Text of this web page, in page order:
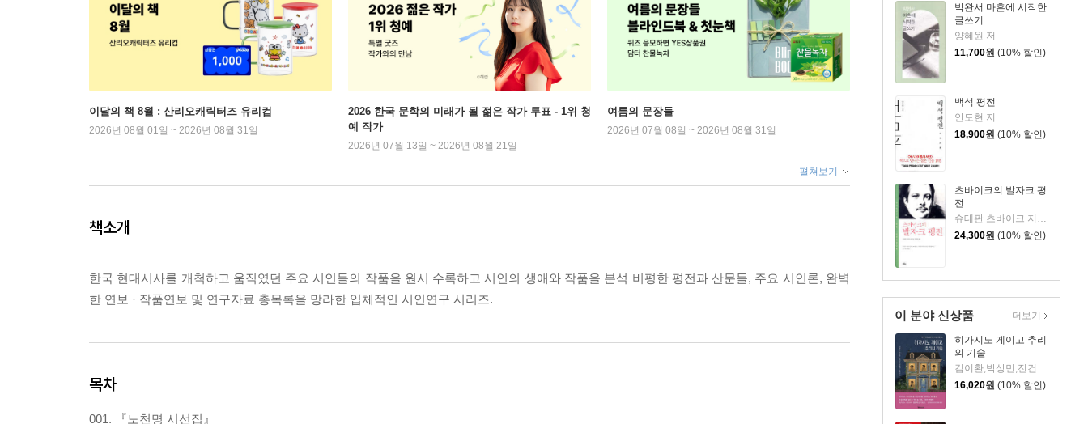
박완서 마흔에 시작한
글쓰기
양혜원 저
11,700원 (10% 할인)
백석 평전
안도현 저
18,900원 (10% 할인)
츠바이크의 발자크 평
전
슈테판 츠바이크 저/안인희 역
24,300원 (10% 할인)
이 분야 신상품
히가시노 게이고 추리
의 기술
16,020원 (10% 할인)
더보기
이달의 책 8월 : 산리오캐릭터즈 유리컵
2026년 08월 01일 ~ 2026년 08월 31일
2026 한국 문학의 미래가 될 젊은 작가 투표 - 1위 청
예 작가
2026년 07월 13일 ~ 2026년 08월 21일
여름의 문장들
2026년 07월 08일 ~ 2026년 08월 31일
펼쳐보기
책소개
한국 현대시사를 개척하고 움직였던 주요 시인들의 작품을 원시 수록하고 시인의 생애와 작품을 분석 비평한 평전과 산문들, 주요 시인론, 완벽
한 연보 · 작품연보 및 연구자료 총목록을 망라한 입체적인 시인연구 시리즈.
목차
001. 『노천명 시선집』